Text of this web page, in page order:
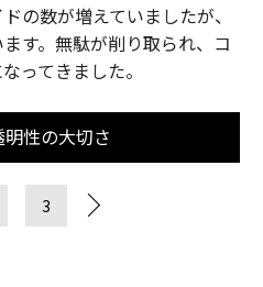
の数が増えていましたが、
す。無駄が削り取られ、コ
ってきました。
性の大切さ
3